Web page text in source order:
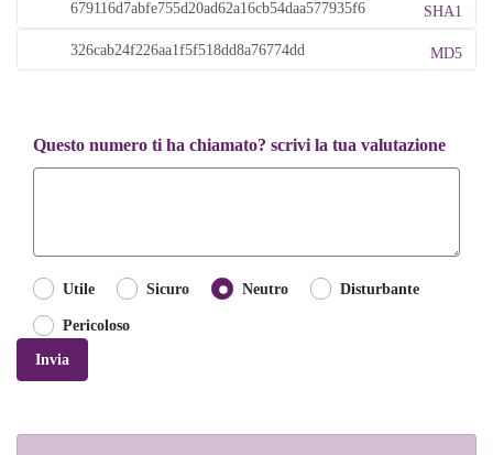
SHA1
MD5
Questo numero ti ha chiamato? scrivi la tua valutazione
Utile Sicuro Neutro Disturbante
Pericoloso
Invia